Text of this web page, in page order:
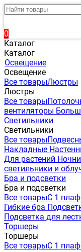
0
Каталог
Каталог
Освещение
Освещение
Все товарыЛюстры
Люстры
Все товары
вентиляторы
Светильники
Светильники
Все товары
Накладные
Для растений
светильники и
Бра и подсветки
Бра и подсветки
Все товарыС 1
Гибкие бра
Подсветка для
Торшеры
Торшеры
Все товарыС 1